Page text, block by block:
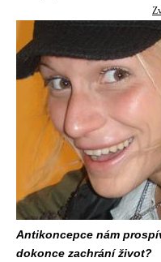
Antikoncepce nám
dokonce zachrání život?